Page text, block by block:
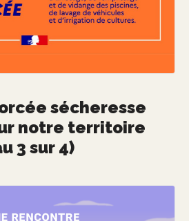
sécheresse
notre territoire
3 sur 4)